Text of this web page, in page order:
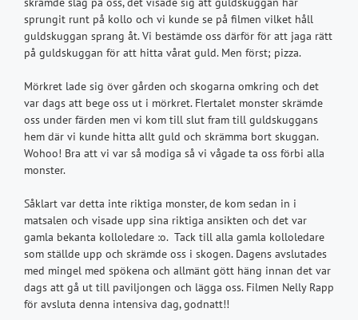
sprungit runt på kollo och vi kunde se på filmen vilket håll
guldskuggan sprang åt. Vi bestämde oss därför för att jaga rätt
på guldskuggan för att hitta vårat guld. Men först; pizza.
Mörkret lade sig över gården och skogarna omkring och det
var dags att bege oss ut i mörkret. Flertalet monster skrämde
oss under färden men vi kom till slut fram till guldskuggans
hem där vi kunde hitta allt guld och skrämma bort skuggan.
Wohoo! Bra att vi var så modiga så vi vågade ta oss förbi alla
monster.
Såklart var detta inte riktiga monster, de kom sedan in i
matsalen och visade upp sina riktiga ansikten och det var
gamla bekanta kolloledare :o. Tack till alla gamla kolloledare
som ställde upp och skrämde oss i skogen. Dagens avslutades
med mingel med spökena och allmänt gött häng innan det var
dags att gå ut till paviljongen och lägga oss. Filmen Nelly Rapp
för avsluta denna intensiva dag, godnatt!!